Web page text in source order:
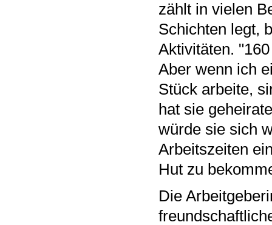
zählt in vielen
Schichten legt,
Aktivitäten.
Aber wenn ich
Stück arbeite,
hat sie
würde sie sich
Arbeitszeiten
Hut zu
Die